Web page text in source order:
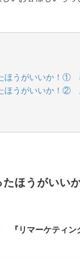
ほうがいいか！①
ほうがいいか！②
たほうがいい
『リマーケティ